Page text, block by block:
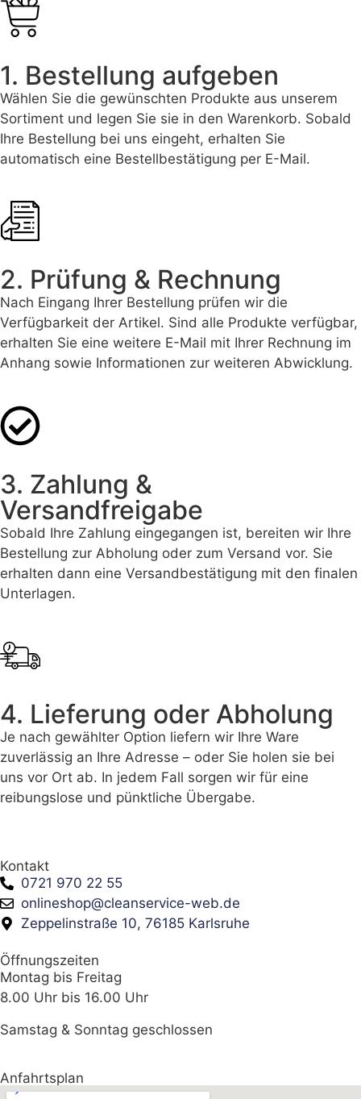
1. Bestellung aufgeben
Wählen Sie die gewünschten Produkte aus unserem
Sortiment und legen Sie sie in den Warenkorb. Sobald
Ihre Bestellung bei uns eingeht, erhalten Sie
automatisch eine Bestellbestätigung per E-Mail.
2. Prüfung & Rechnung
Nach Eingang Ihrer Bestellung prüfen wir die
Verfügbarkeit der Artikel. Sind alle Produkte verfügbar,
erhalten Sie eine weitere E-Mail mit Ihrer Rechnung im
Anhang sowie Informationen zur weiteren Abwicklung.
3. Zahlung &
Versandfreigabe
Sobald Ihre Zahlung eingegangen ist, bereiten wir Ihre
Bestellung zur Abholung oder zum Versand vor. Sie
erhalten dann eine Versandbestätigung mit den finalen
Unterlagen.
4. Lieferung oder Abholung
Je nach gewählter Option liefern wir Ihre Ware
zuverlässig an Ihre Adresse – oder Sie holen sie bei
uns vor Ort ab. In jedem Fall sorgen wir für eine
reibungslose und pünktliche Übergabe.
Kontakt
0721 970 22 55
onlineshop@cleanservice-web.de
Zeppelinstraße 10, 76185 Karlsruhe
Öffnungszeiten
Montag bis Freitag
8.00 Uhr bis 16.00 Uhr
Samstag & Sonntag geschlossen
Anfahrtsplan